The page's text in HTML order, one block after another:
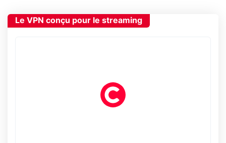
Le VPN conçu pour le streaming